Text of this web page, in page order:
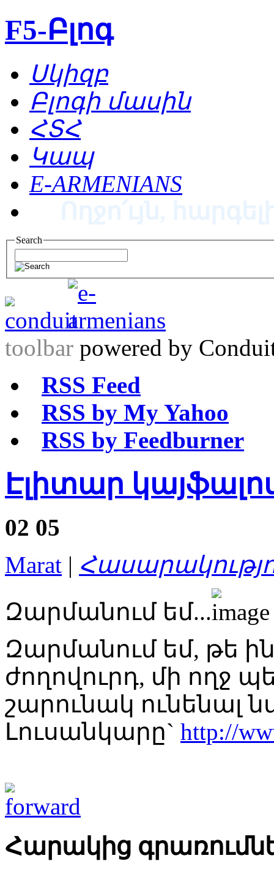
F5-Բլոգ
Սկիզբ
Բլոգի մասին
ՀՏՀ
Կապ
E-ARMENIANS
Search
toolbar powered by
RSS Feed
RSS by My Yahoo
RSS by Feedburner
Էլիտար
02 05
Marat |
Զարմանում եմ...
Զարմանում եմ, թե
ժողովուրդ, մի ողջ
շարունակ ունենալ
Լուսանկարը` http://
Հարակից